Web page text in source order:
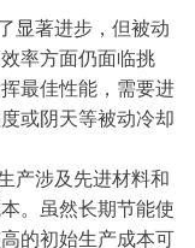
显著进步，但被动
率方面仍面临挑
最佳性能，需要进
或阴天等被动冷却
产涉及先进材料和
。虽然长期节能使
的初始生产成本可